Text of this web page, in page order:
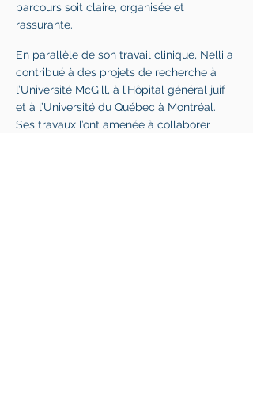
parcours soit claire, organisée et
rassurante.
En parallèle de son travail clinique, Nelli a
contribué à des projets de recherche à
l’Université McGill, à l’Hôpital général juif
et à l’Université du Québec à Montréal.
Ses travaux l’ont amenée à collaborer